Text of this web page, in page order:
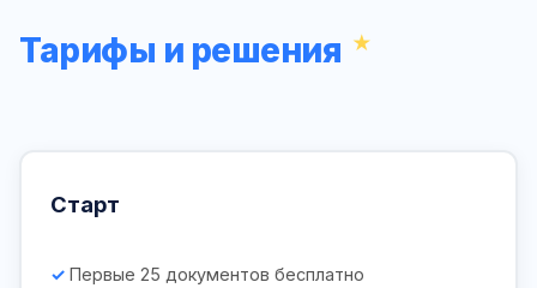
Тарифы и решения
Старт
Первые 25 документов бесплатно